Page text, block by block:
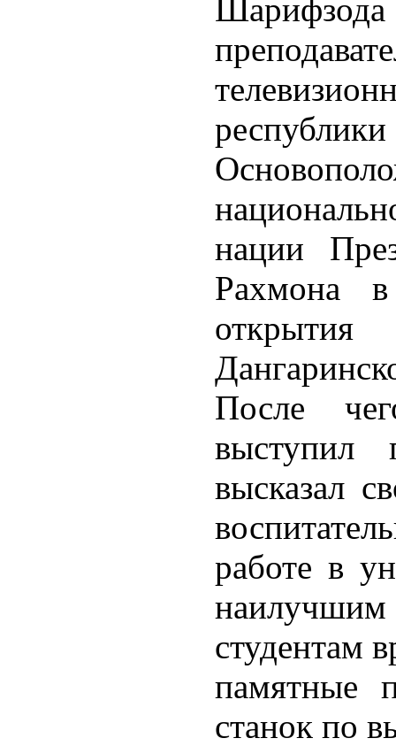
Шарифзода
нации
Рахмона
После
выступил
высказал
работе в
студентам
памятные
станок по